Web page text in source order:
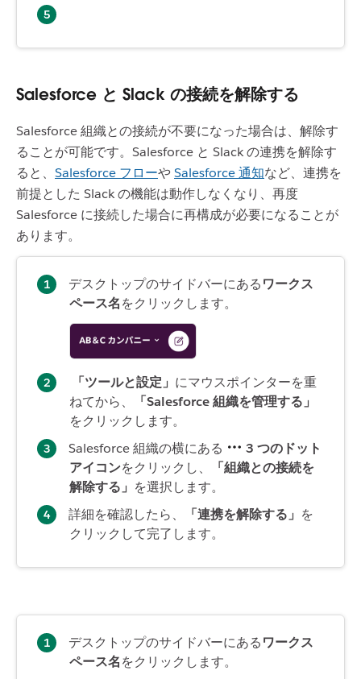
Salesforce と Slack の接続を解除する
Salesforce 組織との接続が不要になった場合は、解除す
ることが可能です。Salesforce と Slack の連携を解除す
ると、 Salesforce フローやSalesforce 通知など、連携を
前提とした Slack の機能は動作しなくなり、再度
Salesforce に接続した場合に再構成が必要になることが
あります。
デスクトップのサイドバーにあるワークス
ペース名をクリックします。
「ツールと設定」 にマウスポインターを重
ねてから、
「Salesforce 組織を管理する」
をクリックします。
Salesforce 組織の横にある
3 つのドット
アイコンをクリックし、
「組織との接続を
解除する」 を選択します。
詳細を確認したら、
「連携を解除する」 を
クリックして完了します。
デスクトップのサイドバーにあるワークス
ペース名をクリックします。